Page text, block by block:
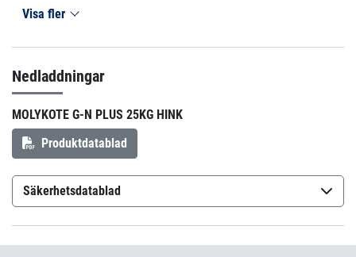
Visa fler
Nedladdningar
MOLYKOTE G-N PLUS 25KG HINK
Produktdatablad
Säkerhetsdatablad
Molykote G-N Plus Paste (sv-SE)